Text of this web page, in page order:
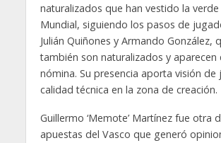
naturalizados que han vestido la verde
Mundial, siguiendo los pasos de
Julián Quiñones y Armando González,
también son naturalizados y aparecen
nómina. Su presencia aporta visión de
calidad técnica en la zona de creación.
Guillermo ‘Memote’ Martínez fue otra
apuestas del Vasco que generó